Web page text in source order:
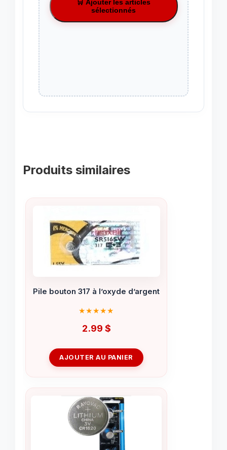
🛒 Ajouter les articles
sélectionnés
Produits similaires
Pile bouton 317 à l’oxyde d’argent
2.99 $
AJOUTER AU PANIER